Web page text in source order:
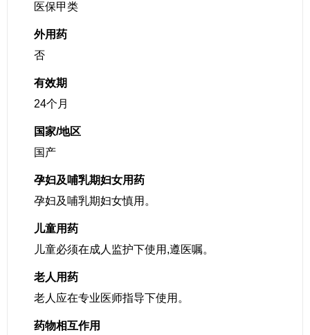
医保甲类
外用药
否
有效期
24个月
国家/地区
国产
孕妇及哺乳期妇女用药
孕妇及哺乳期妇女慎用。
儿童用药
儿童必须在成人监护下使用,遵医嘱。
老人用药
老人应在专业医师指导下使用。
药物相互作用